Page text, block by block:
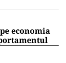
economia